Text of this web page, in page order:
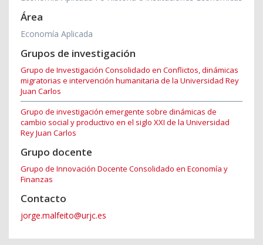
Área
Economía Aplicada
Grupos de investigación
Grupo de Investigación Consolidado en Conflictos, dinámicas
migratorias e intervención humanitaria de la Universidad Rey
Juan Carlos
Grupo de investigación emergente sobre dinámicas de
cambio social y productivo en el siglo XXI de la Universidad
Rey Juan Carlos
Grupo docente
Grupo de Innovación Docente Consolidado en Economía y
Finanzas
Contacto
jorge.malfeito@urjc.es